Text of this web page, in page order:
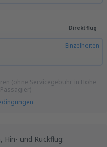
Direktflug
Einzelheiten
(ohne Servicegebühr in Höhe
Hin- und Rückflug: